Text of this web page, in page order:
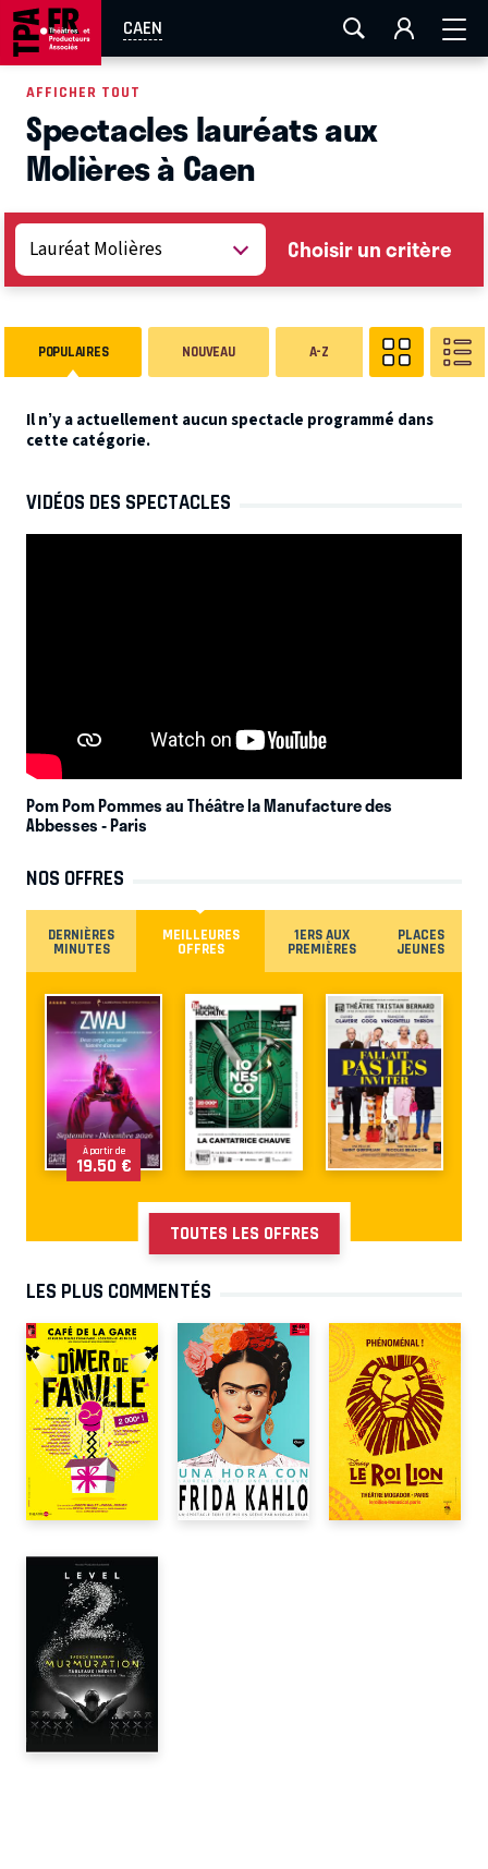
CAEN
AIX-MARSEILLE LA ROCHELLE
EN TOURNÉE
AFFICHER TOUT
Spectacles lauréats aux
Molières à Caen
Choisir un critère
POPULAIRES NOUVEAU A-Z
Il n’y a actuellement aucun spectacle programmé dans
cette catégorie.
VIDÉOS DES SPECTACLES
Pom Pom Pommes au Théâtre la Manufacture des
Abbesses- Paris
NOS OFFRES
DERNIÈRES
MINUTES
MEILLEURES
OFFRES
1ERS AUX
PREMIÈRES
PLACES
JEUNES
À partir de
19.50 €
TOUTES LES OFFRES
LES PLUS COMMENTÉS